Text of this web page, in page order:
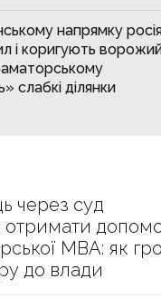
напрямку
і коригують
слабкі ділянки
через суд
отримати
МВА: як
до влади